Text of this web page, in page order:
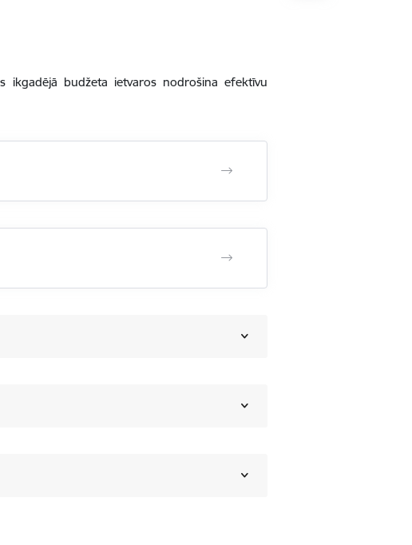
ikgadējā budžeta ietvaros nodrošina efektīvu